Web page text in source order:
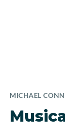
MICHAEL